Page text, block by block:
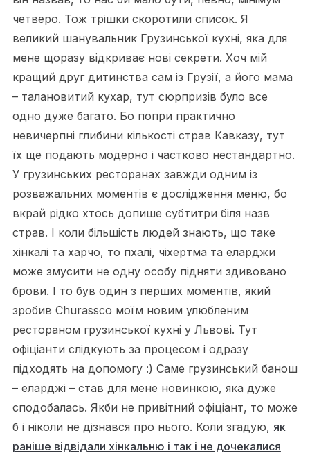
четверо. Тож трішки скоротили список. Я
великий шанувальник Грузинської кухні, яка для
мене щоразу відкриває нові секрети. Хоч мій
кращий друг дитинства сам із Грузії, а його мама
– талановитий кухар, тут сюрпризів було все
одно дуже багато. Бо попри практично
невичерпні глибини кількості страв Кавказу, тут
їх ще подають модерно і частково нестандартно.
У грузинських ресторанах завжди одним із
розважальних моментів є дослідження меню, бо
вкрай рідко хтось допише субтитри біля назв
страв. І коли більшість людей знають, що таке
хінкалі та харчо, то пхалі, чіхертма та еларджи
може змусити не одну особу підняти здивовано
брови. І то був один з перших моментів, який
зробив Churassco моїм новим улюбленим
рестораном грузинської кухні у Львові. Тут
офіціанти слідкують за процесом і одразу
підходять на допомогу :) Саме грузинський банош
– еларджі – став для мене новинкою, яка дуже
сподобалась. Якби не привітний офіціант, то може
б і ніколи не дізнався про нього. Коли згадую, як
раніше відвідали хінкальню і так і не дочекалися